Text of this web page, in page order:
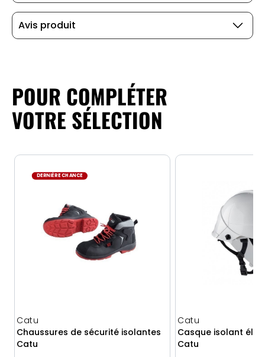
Avis produit
POUR COMPLÉTER
VOTRE SÉLECTION
DERNIÈRE CHANCE
Catu
Chaussures de sécurité isolantes
Catu
Catu
Casque isolant
Catu